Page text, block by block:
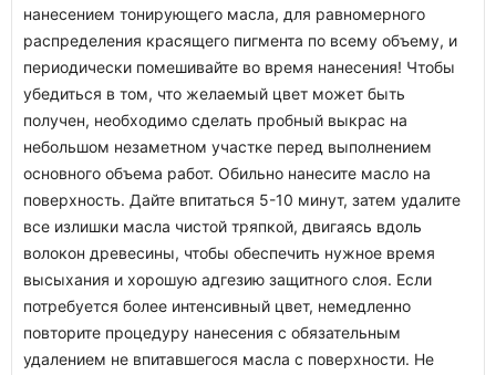
нанесением тонирующего масла, для равномерного
распределения красящего пигмента по всему объему, и
периодически помешивайте во время нанесения! Чтобы
убедиться в том, что желаемый цвет может быть
получен, необходимо сделать пробный выкрас на
небольшом незаметном участке перед выполнением
основного объема работ. Обильно нанесите масло на
поверхность. Дайте впитаться 5-10 минут, затем удалите
все излишки масла чистой тряпкой, двигаясь вдоль
волокон древесины, чтобы обеспечить нужное время
высыхания и хорошую адгезию защитного слоя. Если
потребуется более интенсивный цвет, немедленно
повторите процедуру нанесения с обязательным
удалением не впитавшегося масла с поверхности. Не